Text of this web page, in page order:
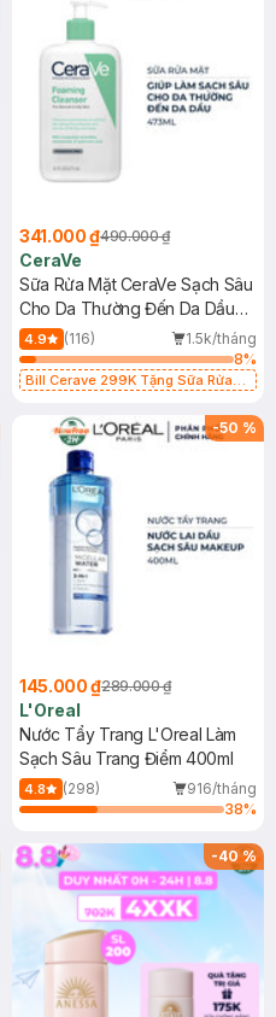
341.000 ₫490.000 ₫
CeraVe
Sữa Rửa Mặt CeraVe Sạch Sâu
Cho Da Thường Đến Da Dầu
473ml
4.9 (116)
1.5k/tháng
8%
Bill Cerave 299K Tặng Sữa Rửa
-50 %
145.000 ₫289.000 ₫
L'Oreal
Nước Tẩy Trang L'Oreal Làm
Sạch Sâu Trang Điểm 400ml
4.8 (298)
916/tháng
38%
-40%